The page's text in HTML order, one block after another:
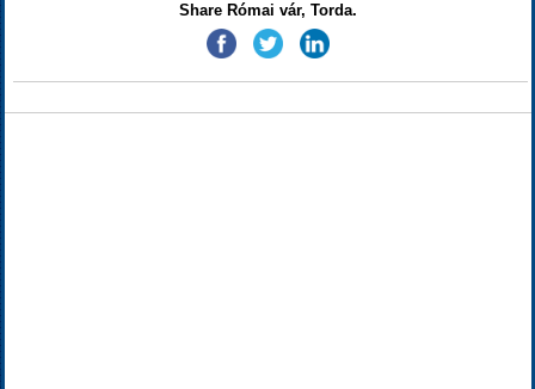
Share Római vár, Torda.